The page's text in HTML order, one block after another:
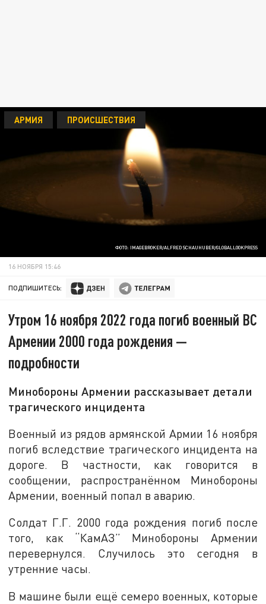
ФОТО: IMAGEBROKER/ALFRED SCHAUHUBER/GLOBALLOOKPRESS
АРМИЯ ПРОИСШЕСТВИЯ
16 НОЯБРЯ 15:46
ПОДПИШИТЕСЬ:
Утром 16 ноября 2022 года погиб военный ВС
Армении 2000 года рождения —
подробности
Минобороны Армении рассказывает детали
трагического инцидента
Военный из рядов армянской Армии 16 ноября
погиб вследствие трагического инцидента на
дороге. В частности, как говорится в
сообщении, распространённом Минобороны
Армении, военный попал в аварию.
Солдат Г.Г. 2000 года рождения погиб после
того, как “КамАЗ” Минобороны Армении
перевернулся. Случилось это сегодня в
утренние часы.
В машине были ещё семеро военных, которые